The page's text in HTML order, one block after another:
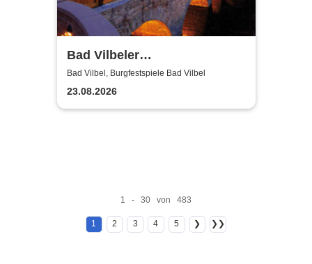
Bad Vilbeler
Kammerorchester -
Burgfestspiele Bad Vilbel
Bad Vilbel, Burgfestspiele Bad Vilbel
23.08.2026
1 - 30 von 483
1 2 3 4 5 ❯ ❯❯